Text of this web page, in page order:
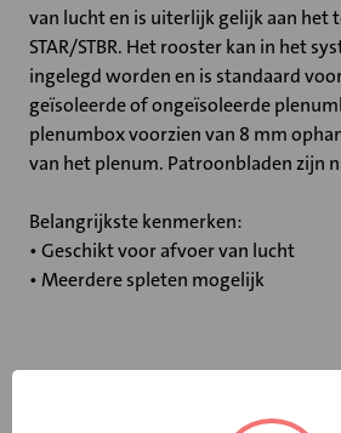
van lucht en is uiterlijk gelijk aan het
STAR/STBR. Het rooster kan in het
ingelegd worden en is standaard
geïsoleerde of ongeïsoleerde
plenumbox voorzien van 8 mm
van het plenum. Patroonbladen zijn
Belangrijkste kenmerken:
• Geschikt voor afvoer van lucht
• Meerdere spleten mogelijk